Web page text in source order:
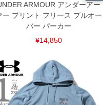
ARMOUR アンダーアー
ー プリント フリース プルオー
バー パーカー
¥14,850